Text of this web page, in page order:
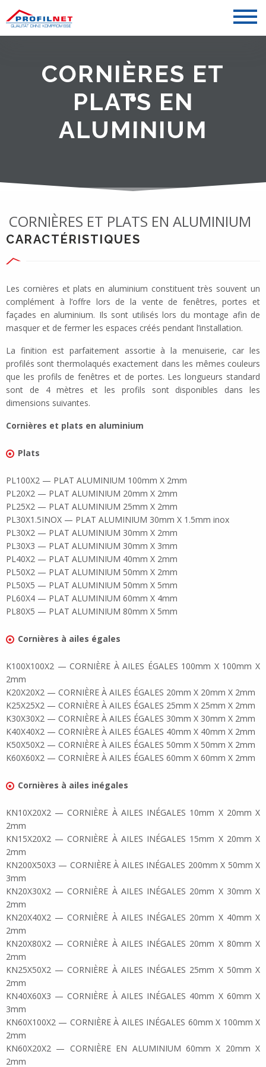
CORNIÈRES ET
PLATS EN
ALUMINIUM
CORNIÈRES ET PLATS EN ALUMINIUM
CARACTÉRISTIQUES
Les cornières et plats en aluminium constituent très souvent un
complément à l’offre lors de la vente de fenêtres, portes et
façades en aluminium. Ils sont utilisés lors du montage afin de
masquer et de fermer les espaces créés pendant l’installation.
La finition est parfaitement assortie à la menuiserie, car les
profilés sont thermolaqués exactement dans les mêmes couleurs
que les profils de fenêtres et de portes. Les longueurs standard
sont de 4 mètres et les profils sont disponibles dans les
dimensions suivantes.
Cornières et plats en aluminium
Plats
PL100X2 — PLAT ALUMINIUM 100mm X 2mm
PL20X2 — PLAT ALUMINIUM 20mm X 2mm
PL25X2 — PLAT ALUMINIUM 25mm X 2mm
PL30X1.5INOX — PLAT ALUMINIUM 30mm X 1.5mm inox
PL30X2 — PLAT ALUMINIUM 30mm X 2mm
PL30X3 — PLAT ALUMINIUM 30mm X 3mm
PL40X2 — PLAT ALUMINIUM 40mm X 2mm
PL50X2 — PLAT ALUMINIUM 50mm X 2mm
PL50X5 — PLAT ALUMINIUM 50mm X 5mm
PL60X4 — PLAT ALUMINIUM 60mm X 4mm
PL80X5 — PLAT ALUMINIUM 80mm X 5mm
Cornières à ailes égales
K100X100X2 — CORNIÈRE À AILES ÉGALES 100mm X 100mm X
2mm
K20X20X2 — CORNIÈRE À AILES ÉGALES 20mm X 20mm X 2mm
K25X25X2 — CORNIÈRE À AILES ÉGALES 25mm X 25mm X 2mm
K30X30X2 — CORNIÈRE À AILES ÉGALES 30mm X 30mm X 2mm
K40X40X2 — CORNIÈRE À AILES ÉGALES 40mm X 40mm X 2mm
K50X50X2 — CORNIÈRE À AILES ÉGALES 50mm X 50mm X 2mm
K60X60X2 — CORNIÈRE À AILES ÉGALES 60mm X 60mm X 2mm
Cornières à ailes inégales
KN10X20X2 — CORNIÈRE À AILES INÉGALES 10mm X 20mm X
2mm
KN15X20X2 — CORNIÈRE À AILES INÉGALES 15mm X 20mm X
2mm
KN200X50X3 — CORNIÈRE À AILES INÉGALES 200mm X 50mm X
3mm
KN20X30X2 — CORNIÈRE À AILES INÉGALES 20mm X 30mm X
2mm
KN20X40X2 — CORNIÈRE À AILES INÉGALES 20mm X 40mm X
2mm
KN20X80X2 — CORNIÈRE À AILES INÉGALES 20mm X 80mm X
2mm
KN25X50X2 — CORNIÈRE À AILES INÉGALES 25mm X 50mm X
2mm
KN40X60X3 — CORNIÈRE À AILES INÉGALES 40mm X 60mm X
3mm
KN60X100X2 — CORNIÈRE À AILES INÉGALES 60mm X 100mm X
2mm
KN60X20X2 — CORNIÈRE EN ALUMINIUM 60mm X 20mm X
2mm